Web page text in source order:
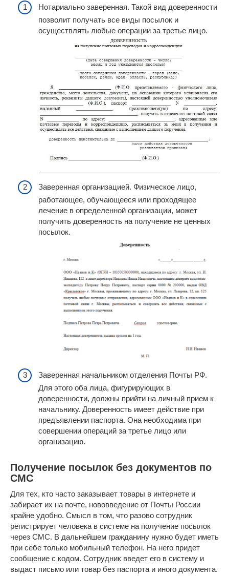
Нотариально заверенная. Такой вид доверенности
позволит получать все виды посылок и
осуществлять любые операции за третье лицо.
Заверенная организацией. Физическое лицо,
работающее, обучающееся или проходящее
лечение в определенной организации, может
получить доверенность на получение не ценных
посылок.
Заверенная начальником отделения Почты РФ.
Для этого оба лица, фигурирующих в
доверенности, должны прийти на личный прием к
начальнику. Доверенность имеет действие при
предъявлении паспорта. Она необходима при
совершении операций за третье лицо или
организацию.
Получение посылок без документов по
СМС
Для тех, кто часто заказывает товары в интернете и
забирает их на почте, нововведение от Почты России
крайне удобно. Смысл в том, что разово сотрудник
регистрирует человека в системе на получение посылок
через СМС. В дальнейшем гражданину нужно будет иметь
при себе только мобильный телефон. На него придет
сообщение с кодом. Сотрудник введет его в систему и
выдаст письмо или товар без паспорта и иного документа.